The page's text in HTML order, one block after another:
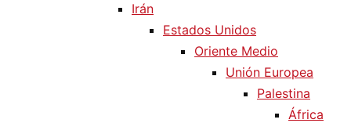
Irán
Estados Unidos
Oriente Medio
Unión Europea
Palestina
África